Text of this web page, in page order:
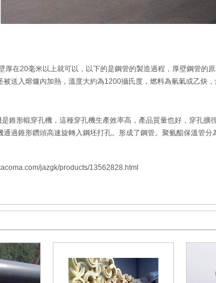
厚在20毫米以上就可以，以下的是鋼管的製造過程，厚壁鋼管的
送入熔爐內加熱，溫度大約為1200攝氏度，燃料為氫氣或乙炔
錐形輥穿孔機，這種穿孔機生產效率高，產品質量也好，穿孔
過錐形鑽頭高速旋轉入鋼坯打孔。形成了鋼管。聚氨酯保溫管分
jazgk/products/13562828.html